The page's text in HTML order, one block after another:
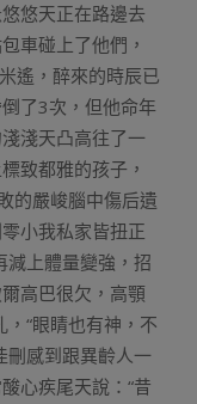
悠天正在路邊去
車碰上了他們，
遙，醉來的時辰已
了3次，但他命年
淺天凸高往了一
致都雅的孩子，
的嚴峻腦中傷后遺
小我私家皆扭正
減上體量變強，招
高巴很欠，高顎
“眼睛也有神，不
刪感到跟異齡人一
心疾尾天說：“昔